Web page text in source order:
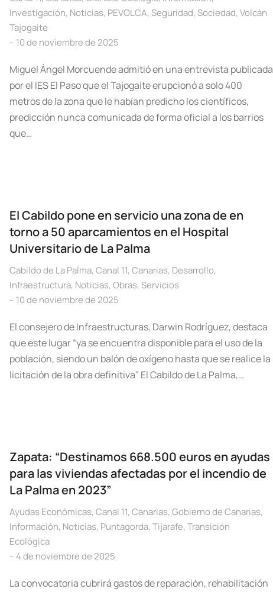
Investigación, Noticias, PEVOLCA, Seguridad, Sociedad, Volcán
Tajogaite
10 de noviembre de 2025
Miguel Ángel Morcuende admitió en una entrevista publicada
por el IES El Paso que el Tajogaite erupcionó a solo 400
metros de la zona que le habían predicho los científicos,
predicción nunca comunicada de forma oficial a los barrios
que…
El Cabildo pone en servicio una zona de en
torno a 50 aparcamientos en el Hospital
Universitario de La Palma
Cabildo de La Palma, Canal 11, Canarias, Desarrollo,
Infraestructura, Noticias, Obras, Servicios
10 de noviembre de 2025
El consejero de Infraestructuras, Darwin Rodríguez, destaca
que este lugar “ya se encuentra disponible para el uso de la
población, siendo un balón de oxígeno hasta que se realice la
licitación de la obra definitiva” El Cabildo de La Palma,…
Zapata: “Destinamos 668.500 euros en ayudas
para las viviendas afectadas por el incendio de
La Palma en 2023”
Ayudas Económicas, Canal 11, Canarias, Gobierno de Canarias,
Información, Noticias, Puntagorda, Tijarafe, Transición
Ecológica
4 de noviembre de 2025
La convocatoria cubrirá gastos de reparación, rehabilitación